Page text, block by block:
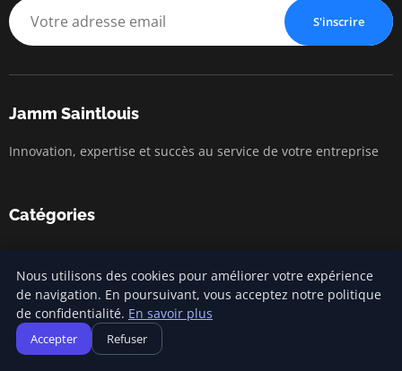
S'inscrire
Jamm Saintlouis
Innovation, expertise et succès au service de votre entreprise
Catégories
Lancement d'entreprise
Marketing entrepreneurial
Stratégies d'affaires
Nous utilisons des cookies pour améliorer votre expérience
de navigation. En poursuivant, vous acceptez notre politique
de confidentialité. En savoir plus
Accepter Refuser